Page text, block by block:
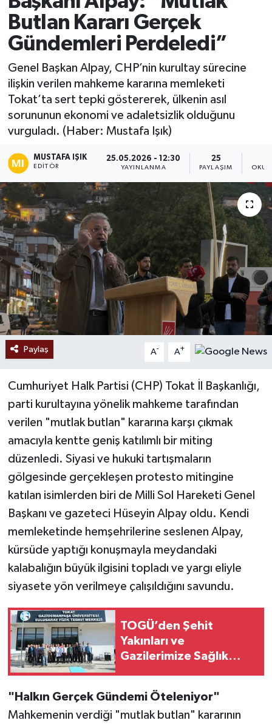
Butlan Kararı Gerçek
Gündemleri Perdeledi”
Genel Başkan Alpay, CHP’nin kurultay sürecine
ilişkin verilen mahkeme kararına memleketi
Tokat’ta sert tepki göstererek, ülkenin asıl
sorununun ekonomi ve adaletsizlik olduğunu
vurguladı. (Haber: Mustafa Işık)
MUSTAFA IŞIK
EDITÖR
25.05.2026 - 12:30
YAYINLANMA
25
PAYLAŞIM
Paylaş A- A+
Cumhuriyet Halk Partisi (CHP) Tokat İl Başkanlığı,
parti kurultayına yönelik mahkeme tarafından
verilen "mutlak butlan" kararına karşı çıkmak
amacıyla kentte geniş katılımlı bir miting
düzenledi. Siyasi ve hukuki tartışmaların
gölgesinde gerçekleşen protesto mitingine
katılan isimlerden biri de Milli Sol Hareketi Genel
Başkanı ve gazeteci Hüseyin Alpay oldu. Kendi
memleketinde hemşehrilerine seslenen Alpay,
kürsüde yaptığı konuşmayla meydandaki
kalabalığın büyük ilgisini topladı ve yargı eliyle
siyasete yön verilmeye çalışıldığını savundu.
TOGÜ’den Şehit
Yakınları ve
Gazilerimize Sağlık
"Halkın Gerçek Gündemi Öteleniyor"
Mahkemenin verdiği "mutlak butlan" kararının
Ekonomi
Sağlık
Tokat Haber